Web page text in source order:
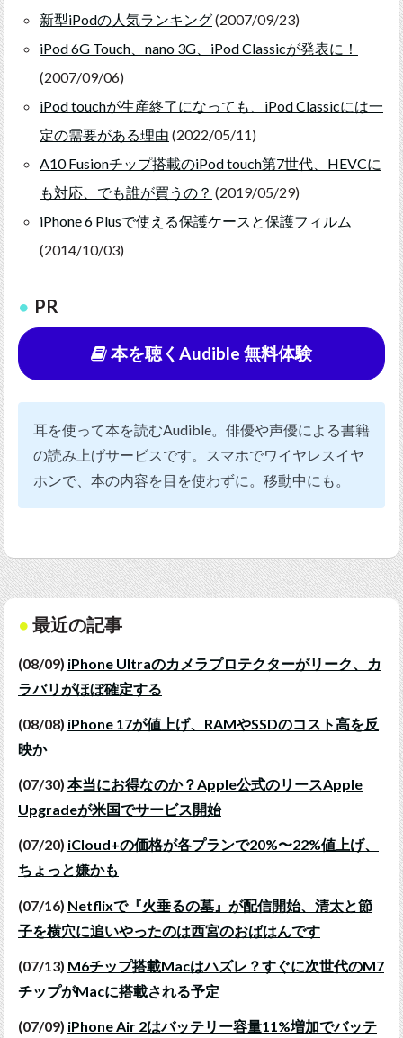
新型iPodの人気ランキング(2007/09/23)
iPod 6G Touch、nano 3G、iPod Classicが発表に！
(2007/09/06)
iPod touchが生産終了になっても、iPod Classicには一
定の需要がある理由 (2022/05/11)
A10 Fusionチップ搭載のiPod touch第7世代、HEVCに
も対応、でも誰が買うの？ (2019/05/29)
iPhone 6 Plusで使える保護ケースと保護フィルム
(2014/10/03)
PR
本を聴くAudible 無料体験
耳を使って本を読むAudible。俳優や声優による書籍
の読み上げサービスです。スマホでワイヤレスイヤ
ホンで、本の内容を目を使わずに。移動中にも。
最近の記事
(08/09) iPhone Ultraのカメラプロテクターがリーク、カ
ラバリがほぼ確定する
(08/08) iPhone 17が値上げ、RAMやSSDのコスト高を反
映か
(07/30) 本当にお得なのか？Apple公式のリースApple
Upgradeが米国でサービス開始
(07/20) iCloud+の価格が各プランで20%〜22%値上げ、
ちょっと嫌かも
(07/16) Netflixで『火垂るの墓』が配信開始、清太と節
子を横穴に追いやったのは西宮のおばはんです
(07/13) M6チップ搭載Macはハズレ？すぐに次世代のM7
チップがMacに搭載される予定
(07/09) iPhone Air 2はバッテリー容量11%増加でバッテ